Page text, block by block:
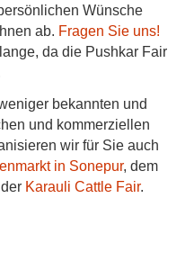
Wünsche
ab. Fragen Sie uns!
da die Pushkar Fair
bekannten und
und kommerziellen
wir für Sie auch
in Sonepur, dem
Karauli Cattle Fair.